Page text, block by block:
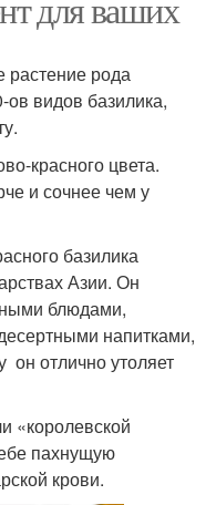
растение рода
видов базилика,
красного цвета.
и сочнее чем у
базилика
Азии. Он
блюдами,
напитками,
он отлично утоляет
«королевской
пахнущую
крови.